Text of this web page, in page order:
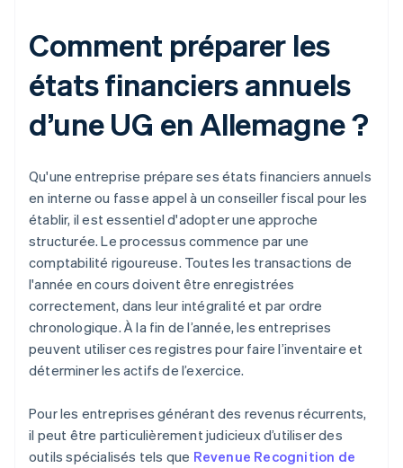
Comment préparer les
états financiers annuels
d’une UG en Allemagne ?
Qu'une entreprise prépare ses états financiers annuels
en interne ou fasse appel à un conseiller fiscal pour les
établir, il est essentiel d'adopter une approche
structurée. Le processus commence par une
comptabilité rigoureuse. Toutes les transactions de
l'année en cours doivent être enregistrées
correctement, dans leur intégralité et par ordre
chronologique. À la fin de l’année, les entreprises
peuvent utiliser ces registres pour faire l’inventaire et
déterminer les actifs de l’exercice.
Pour les entreprises générant des revenus récurrents,
il peut être particulièrement judicieux d’utiliser des
outils spécialisés tels que Revenue Recognition de